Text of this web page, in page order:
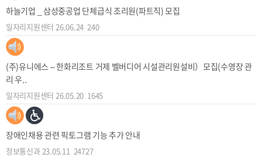
하늘기업 _ 삼성중공업 단체급식 조리원(파트직) 모집
일자리지원센터 26.06.24 240
(주)유니에스 – 한화리조트 거제 벨버디어 시설관리원설비）모집(수영장 관
리 우..
일자리지원센터 26.05.20 1645
장애인채용 관련 픽토그램 기능 추가 안내
정보통신과 23.05.11 24727